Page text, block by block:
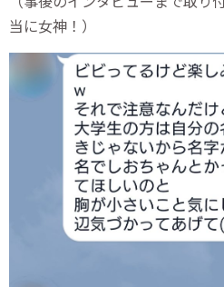
当に女神！）